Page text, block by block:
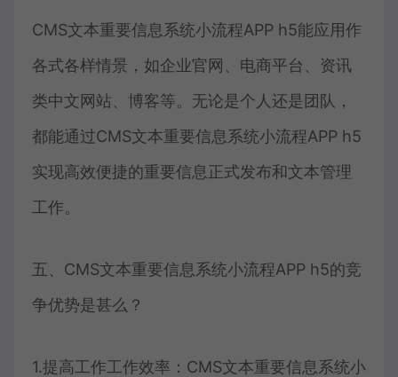
CMS文本重要信息系统小流程APP h5能应用作
各式各样情景，如企业官网、电商平台、资讯
类中文网站、博客等。无论是个人还是团队，
都能通过CMS文本重要信息系统小流程APP h5
实现高效便捷的重要信息正式发布和文本管理
工作。
五、CMS文本重要信息系统小流程APP h5的竞
争优势是甚么？
1.提高工作工作效率：CMS文本重要信息系统小